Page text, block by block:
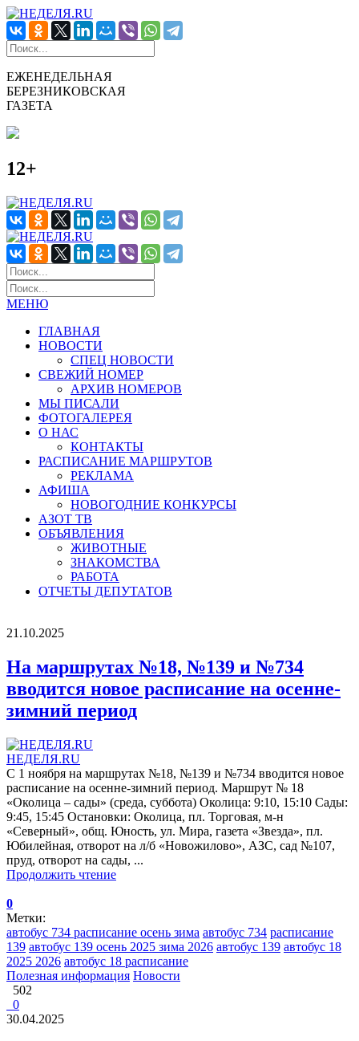
ЕЖЕНЕДЕЛЬНАЯ
БЕРЕЗНИКОВСКАЯ
ГАЗЕТА
12+
МЕНЮ
ГЛАВНАЯ
НОВОСТИ
СПЕЦ НОВОСТИ
СВЕЖИЙ НОМЕР
АРХИВ НОМЕРОВ
МЫ ПИСАЛИ
ФОТОГАЛЕРЕЯ
О НАС
КОНТАКТЫ
РАСПИСАНИЕ МАРШРУТОВ
РЕКЛАМА
АФИША
НОВОГОДНИЕ КОНКУРСЫ
АЗОТ ТВ
ОБЪЯВЛЕНИЯ
ЖИВОТНЫЕ
ЗНАКОМСТВА
РАБОТА
ОТЧЕТЫ ДЕПУТАТОВ
21.10.2025
На маршрутах №18, №139 и №734
вводится новое расписание на осенне-
зимний период
НЕДЕЛЯ.RU
С 1 ноября на маршрутах №18, №139 и №734 вводится новое
расписание на осенне-зимний период. Маршрут № 18
«Околица – сады» (среда, суббота) Околица: 9:10, 15:10 Сады:
9:45, 15:45 Остановки: Околица, пл. Торговая, м-н
«Северный», общ. Юность, ул. Мира, газета «Звезда», пл.
Юбилейная, отворот на л/б «Новожилово», АЗС, сад №107,
пруд, отворот на сады, ...
Продолжить чтение
0
Метки:
автобус 734 расписание осень зима автобус 734 расписание
139 автобус 139 осень 2025 зима 2026 автобус 139 автобус 18
2025 2026 автобус 18 расписание
Полезная информация Новости
502
0
30.04.2025